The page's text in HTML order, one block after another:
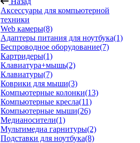
Аксессуары для компьютерной
техники
Web камеры(8)
Адаптеры питания для ноутбука(1)
Беспроводное оборудование(7)
Картридеры(1)
Клавиатура+мышь(2)
Клавиатуры(7)
Коврики для мыши(3)
Компьютерные колонки(13)
Компьютерные кресла(11)
Компьютерные мыши(26)
Медианосители(1)
Мультимедиа гарнитуры(2)
Подставки для ноутбука(8)